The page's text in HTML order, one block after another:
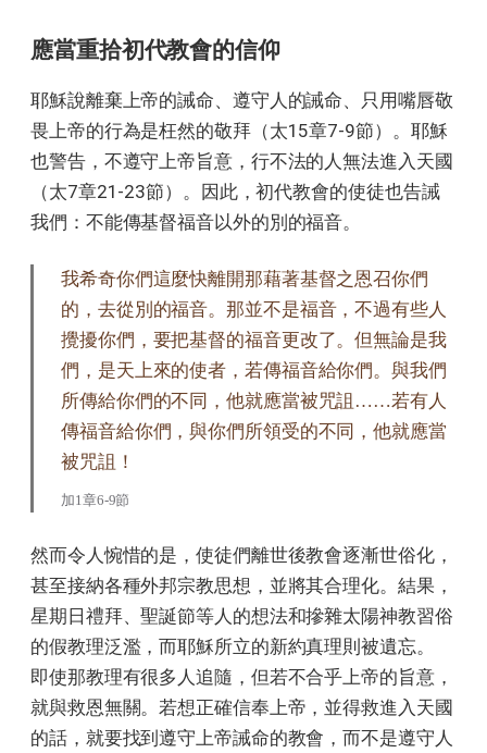
應當重拾初代教會的信仰
耶穌說離棄上帝的誡命、遵守人的誡命、只用嘴唇敬
畏上帝的行為是枉然的敬拜（太15章7-9節）。耶穌
也警告，不遵守上帝旨意，行不法的人無法進入天國
（太7章21-23節）。因此，初代教會的使徒也告誡
我們：不能傳基督福音以外的別的福音。
我希奇你們這麼快離開那藉著基督之恩召你們
的，去從別的福音。那並不是福音，不過有些人
攪擾你們，要把基督的福音更改了。但無論是我
們，是天上來的使者，若傳福音給你們。與我們
所傳給你們的不同，他就應當被咒詛……若有人
傳福音給你們，與你們所領受的不同，他就應當
被咒詛！
加1章6-9節
然而令人惋惜的是，使徒們離世後教會逐漸世俗化，
甚至接納各種外邦宗教思想，並將其合理化。結果，
星期日禮拜、聖誕節等人的想法和摻雜太陽神教習俗
的假教理泛濫，而耶穌所立的新約真理則被遺忘。
即使那教理有很多人追隨，但若不合乎上帝的旨意，
就與救恩無關。若想正確信奉上帝，並得救進入天國
的話，就要找到遵守上帝誡命的教會，而不是遵守人